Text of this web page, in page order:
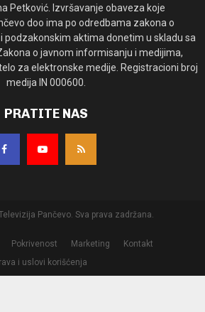
Petković. Izvršavanje obaveza koje
doo ima po odredbama zakona o
podzakonskim aktima donetim u skladu sa
o javnom informisanju i medijima,
za elektronske medije. Registracioni broj
medija IN 000600.
PRATITE NAS
Pančevo. Sva prava zadržana.
Pokrivenost Marketing
Kontakt
i uslovi korišćenja